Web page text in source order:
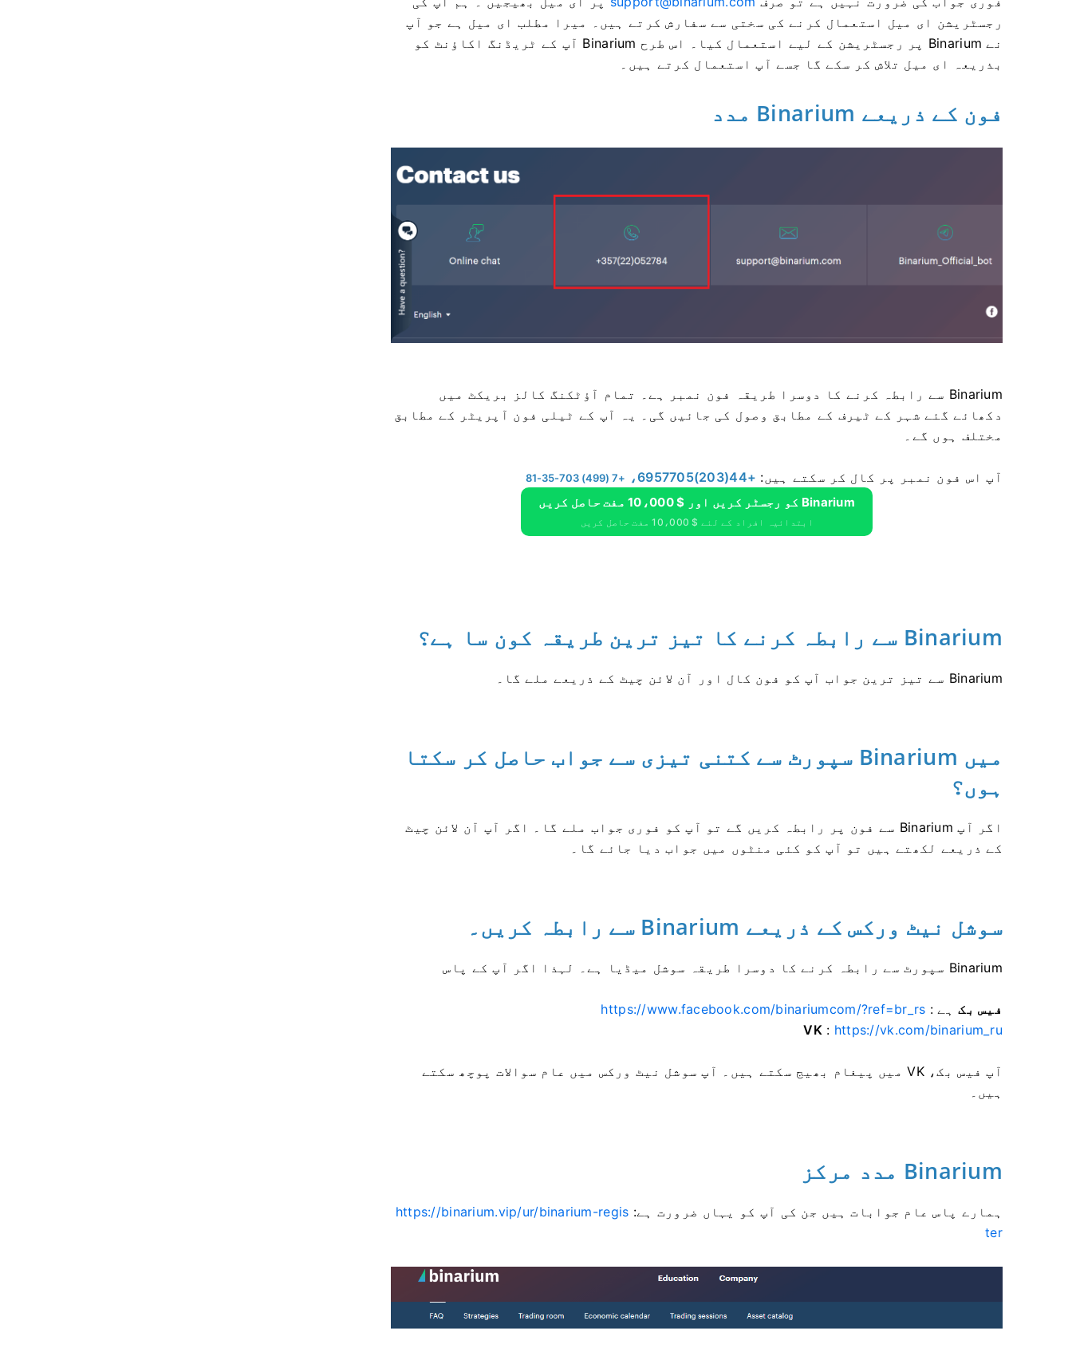
رجسٹریشن ای میل استعمال کرنے کی سختی سے سفارش کرتے ہیں۔ میرا مطلب ای میل ہے جو آپ
نے Binarium پر رجسٹریشن کے لیے استعمال کیا۔ اس طرح Binarium آپ کے ٹریڈنگ اکاؤنٹ کو
بذریعہ ای میل تلاش کر سکے گا جسے آپ استعمال کرتے ہیں۔
فون کے ذریعے Binarium مدد
Binarium سے رابطہ کرنے کا دوسرا طریقہ فون نمبر ہے۔ تمام آؤٹکنگ کالز بریکٹ میں
دکھائے گئے شہر کے ٹیرف کے مطابق وصول کی جائیں گی۔ یہ آپ کے ٹیلی فون آپریٹر کے مطابق
مختلف ہوں گے۔
آپ اس فون نمبر پر کال کر سکتے ہیں: +44(203)6957705، +7 (499) 703-35-81
Binarium کو رجسٹر کریں اور $ 10،000 مفت حاصل کریں
ابتدائیہ افراد کے لئے $ 10،000 مفت حاصل کریں
Binarium سے رابطہ کرنے کا تیز ترین طریقہ کون سا ہے؟
Binarium سے تیز ترین جواب آپ کو فون کال اور آن لائن چیٹ کے ذریعے ملے گا۔
میں Binarium سپورٹ سے کتنی تیزی سے جواب حاصل کر سکتا
ہوں؟
اگر آپ Binarium سے فون پر رابطہ کریں گے تو آپ کو فوری جواب ملے گا۔ اگر آپ آن لائن چیٹ
کے ذریعے لکھتے ہیں تو آپ کو کئی منٹوں میں جواب دیا جائے گا۔
سوشل نیٹ ورکس کے ذریعے Binarium سے رابطہ کریں۔
Binarium سپورٹ سے رابطہ کرنے کا دوسرا طریقہ سوشل میڈیا ہے۔ لہذا اگر آپ کے پاس
فیس بکہے : https://www.facebook.com/binariumcom/?ref=br_rs
VK: https://vk.com/binarium_ru
آپ فیس بک، VK میں پیغام بھیج سکتے ہیں۔ آپ سوشل نیٹ ورکس میں عام سوالات پوچھ سکتے
ہیں۔
Binarium مدد مرکز
ہمارے پاس عام جوابات ہیں جن کی آپ کو یہاں ضرورت ہے: https://binarium.vip/ur/binarium-regis
ter